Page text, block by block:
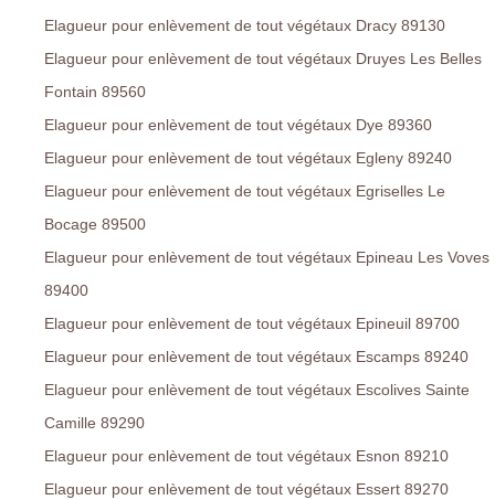
Elagueur pour enlèvement de tout végétaux Dracy 89130
Elagueur pour enlèvement de tout végétaux Druyes Les Belles
Fontain 89560
Elagueur pour enlèvement de tout végétaux Dye 89360
Elagueur pour enlèvement de tout végétaux Egleny 89240
Elagueur pour enlèvement de tout végétaux Egriselles Le
Bocage 89500
Elagueur pour enlèvement de tout végétaux Epineau Les Voves
89400
Elagueur pour enlèvement de tout végétaux Epineuil 89700
Elagueur pour enlèvement de tout végétaux Escamps 89240
Elagueur pour enlèvement de tout végétaux Escolives Sainte
Camille 89290
Elagueur pour enlèvement de tout végétaux Esnon 89210
Elagueur pour enlèvement de tout végétaux Essert 89270